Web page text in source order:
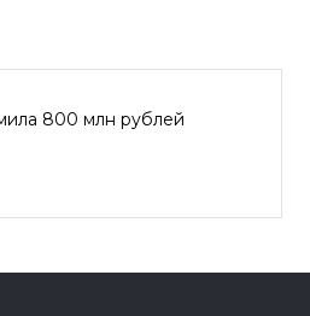
800 млн рублей